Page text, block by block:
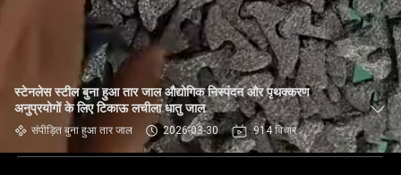
स्टेनलेस स्टील बुना हुआ तार जाल औद्योगिक निस्पंदन और पृथक्करण
अनुप्रयोगों के लिए टिकाऊ लचीला धातु जाल
संपीड़ित बुना हुआ तार जाल 2026-03-30 914 विचार